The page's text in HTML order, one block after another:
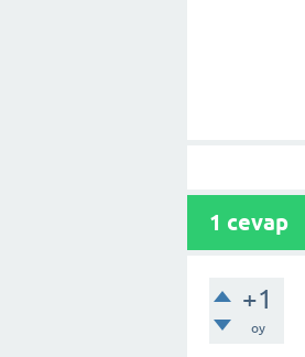
1 cevap
+1
oy